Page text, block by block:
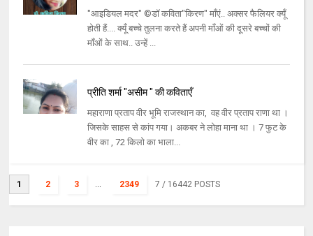
"आइडियल मदर" ©डॉ कविता"किरण" माँएं.. अक्सर फैलियर क्यूँ
होती हैं.... क्यूँ बच्चे तुलना करते हैं अपनी माँओं की दूसरे बच्चों की
माँओं के साथ.. उन्हें ...
प्रीति शर्मा "असीम " की कविताएँ
महाराणा प्रताप वीर भूमि राजस्थान का, वह वीर प्रताप राणा था ।
जिसके साहस से कांप गया। अकबर ने लोहा माना था । 7 फुट के
वीर का , 72 किलो का भाला...
1 2 3 ... 2349 7 / 16442 POSTS